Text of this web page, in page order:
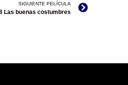
SIGUIENTE PELÍCULA
Las buenas costumbres